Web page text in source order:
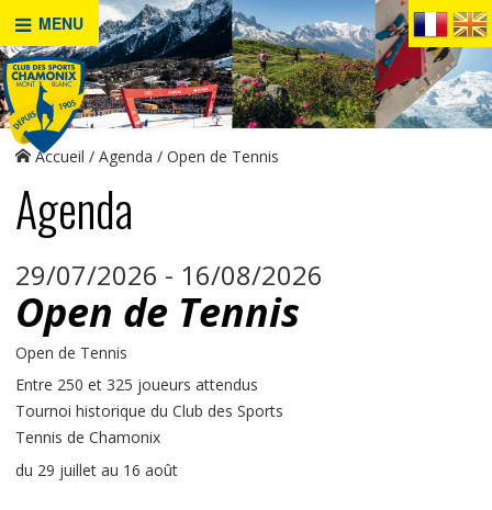
MENU
Accueil Agenda Open de Tennis
Agenda
29/07/2026 - 16/08/2026
Open de Tennis
Open de Tennis
Entre 250 et 325 joueurs attendus
Tournoi historique du Club des Sports
Tennis de Chamonix
du 29 juillet au 16 août